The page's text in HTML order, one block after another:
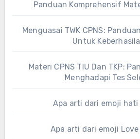
Panduan Komprehensif
Menguasai TWK CPNS:
Untuk
Materi CPNS TIU Dan TKP:
Menghadapi Tes
Apa arti dari emoji
Apa arti dari emoji